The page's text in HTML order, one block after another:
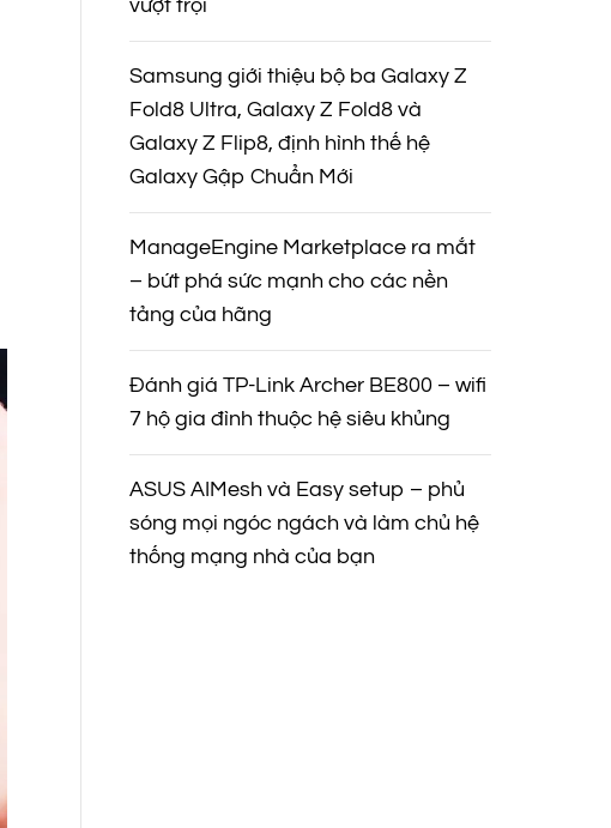
vượt trội
Samsung giới thiệu bộ ba Galaxy Z
Fold8 Ultra, Galaxy Z Fold8 và
Galaxy Z Flip8, định hình thế hệ
Galaxy Gập Chuẩn Mới
ManageEngine Marketplace ra mắt
– bứt phá sức mạnh cho các nền
tảng của hãng
Đánh giá TP-Link Archer BE800 – wifi
7 hộ gia đình thuộc hệ siêu khủng
ASUS AIMesh và Easy setup – phủ
sóng mọi ngóc ngách và làm chủ hệ
thống mạng nhà của bạn